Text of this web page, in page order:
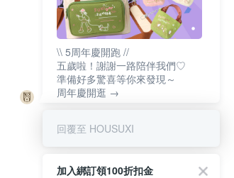
\\ 5周年慶開跑 //
五歲啦！謝謝一路陪伴我們♡
準備好多驚喜等你來發現～
周年慶開逛 →
回覆至 HOUSUXI
加入綁訂領100折扣金